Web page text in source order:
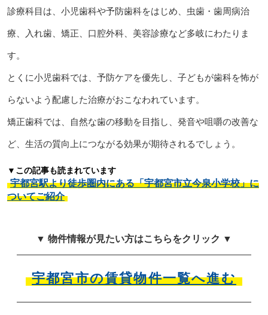
診療科目は、小児歯科や予防歯科をはじめ、虫歯・歯周病治
療、入れ歯、矯正、口腔外科、美容診療など多岐にわたりま
す。
とくに小児歯科では、予防ケアを優先し、子どもが歯科を怖が
らないよう配慮した治療がおこなわれています。
矯正歯科では、自然な歯の移動を目指し、発音や咀嚼の改善な
ど、生活の質向上につながる効果が期待されるでしょう。
▼この記事も読まれています
宇都宮駅より徒歩圏内にある「宇都宮市立今泉小学校」に
ついてご紹介
▼ 物件情報が見たい方はこちらをクリック ▼
宇都宮市の賃貸物件一覧へ進む